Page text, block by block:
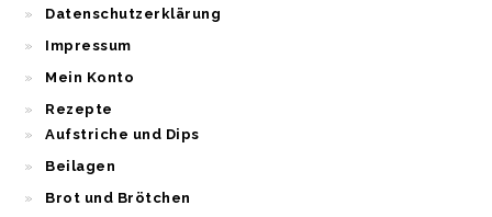
Datenschutzerklärung
Impressum
Mein Konto
Rezepte
Aufstriche und Dips
Beilagen
Brot und Brötchen